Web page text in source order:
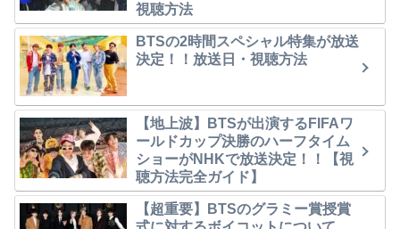
視聴方法
BTSの2時間スペシャル特集が放送
決定！！放送日・視聴方法
【地上波】BTSが出演するFIFAワ
ールドカップ決勝のハーフタイム
ショーがNHKで放送決定！！【視
聴方法完全ガイド】
【超重要】BTSのグラミー賞授賞